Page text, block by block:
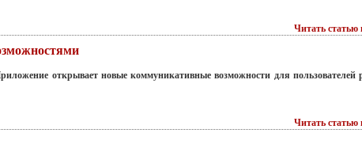
Читать статью
открывает новые коммуникативные возможности для пользователей
Читать статью